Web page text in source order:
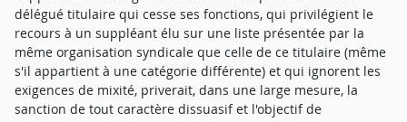
délégué titulaire qui cesse ses fonctions, qui privilégient le
recours à un suppléant élu sur une liste présentée par la
même organisation syndicale que celle de ce titulaire (même
s'il appartient à une catégorie différente) et qui ignorent les
exigences de mixité, priverait, dans une large mesure, la
sanction de tout caractère dissuasif et l'objectif de